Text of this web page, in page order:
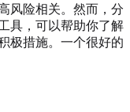
风险相关。然而，分
具，可以帮助你了解
极措施。一个很好的